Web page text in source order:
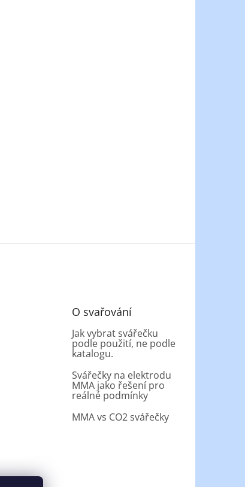
O svařování
Jak vybrat svářečku
podle použití, ne podle
katalogu.
Svářečky na elektrodu
MMA jako řešení pro
reálné podmínky
MMA vs CO2 svářečky